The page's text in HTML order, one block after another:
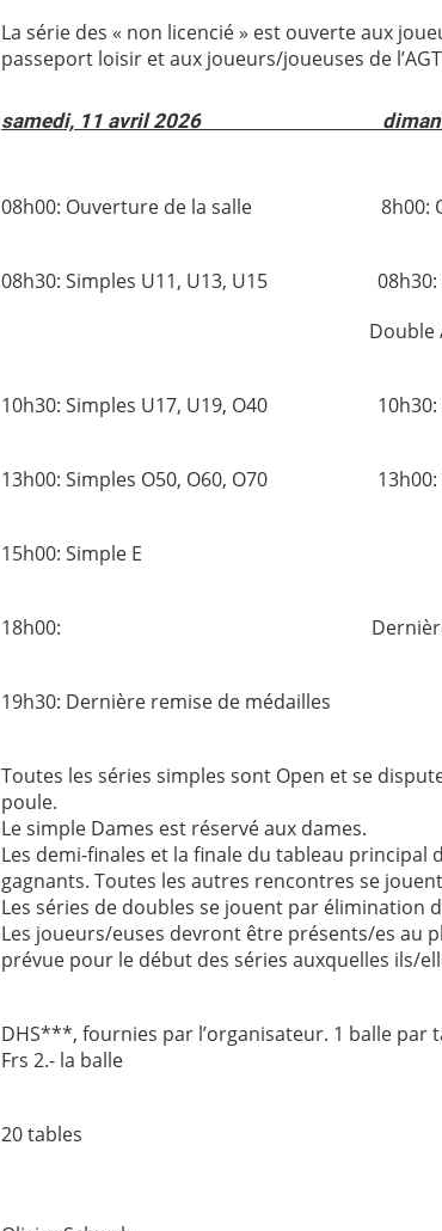
La série des « non licencié » est ouverte aux
passeport loisir et aux joueurs/joueuses de
samedi, 11 avril 2026 dimanche,
08h00: Ouverture de la salle 8h00:
08h30: Simples U11, U13, U15 08h30:
Double A/B,
10h30: Simples U17, U19, O40 10h30:
13h00: Simples O50, O60, O70 13h00:
15h00: Simple E
18h00: Dernière remise
19h30: Dernière remise de médailles
Toutes les séries simples sont Open et se
poule.
Le simple Dames est réservé aux dames.
Les demi-finales et la finale du tableau principal
gagnants. Toutes les autres rencontres se
Les séries de doubles se jouent par élimination
Les joueurs/euses devront être présents/es au
prévue pour le début des séries auxquelles ils/
DHS***, fournies par l’organisateur. 1 balle
Frs 2.- la balle
20 tables